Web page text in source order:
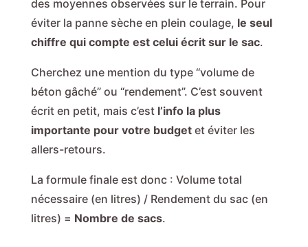
des moyennes observées sur le terrain. Pour
éviter la panne sèche en plein coulage, le seul
chiffre qui compte est celui écrit sur le sac.
Cherchez une mention du type “volume de
béton gâché” ou “rendement”. C’est souvent
écrit en petit, mais c’est l’info la plus
importante pour votre budgetet éviter les
allers-retours.
La formule finale est donc : Volume total
nécessaire (en litres) / Rendement du sac (en
litres) = Nombre de sacs.